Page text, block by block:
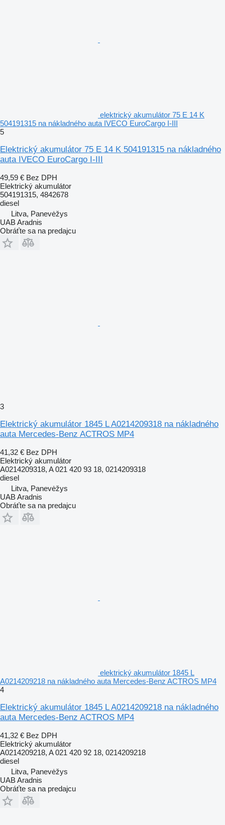
elektrický akumulátor 75 E 14 K
504191315 na nákladného auta IVECO EuroCargo I-III
5
Elektrický akumulátor 75 E 14 K 504191315 na nákladného
auta IVECO EuroCargo I-III
49,59 € Bez DPH
Elektrický akumulátor
504191315, 4842678
diesel
Litva, Panevėžys
UAB Aradnis
Obráťte sa na predajcu
3
Elektrický akumulátor 1845 L A0214209318 na nákladného
auta Mercedes-Benz ACTROS MP4
41,32 € Bez DPH
Elektrický akumulátor
A0214209318, A 021 420 93 18, 0214209318
diesel
Litva, Panevėžys
UAB Aradnis
Obráťte sa na predajcu
elektrický akumulátor 1845 L
A0214209218 na nákladného auta Mercedes-Benz ACTROS MP4
4
Elektrický akumulátor 1845 L A0214209218 na nákladného
auta Mercedes-Benz ACTROS MP4
41,32 € Bez DPH
Elektrický akumulátor
A0214209218, A 021 420 92 18, 0214209218
diesel
Litva, Panevėžys
UAB Aradnis
Obráťte sa na predajcu